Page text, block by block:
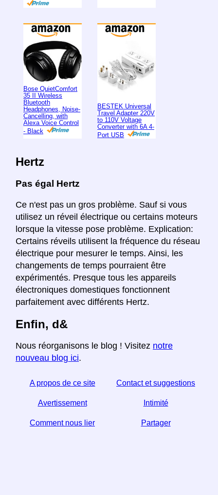
Bose QuietComfort
35 II Wireless
Bluetooth
Headphones, Noise-
Cancelling, with
Alexa Voice Control
- Black
BESTEK Universal
Travel Adapter 220V
to 110V Voltage
Converter with 6A 4-
Port USB
Hertz
Pas égal Hertz
Ce n'est pas un gros problème. Sauf si vous
utilisez un réveil électrique ou certains moteurs
lorsque la vitesse pose problème. Explication:
Certains réveils utilisent la fréquence du réseau
électrique pour mesurer le temps. Ainsi, les
changements de temps pourraient être
expérimentés. Presque tous les appareils
électroniques domestiques fonctionnent
parfaitement avec différents Hertz.
Enfin, d&
Nous réorganisons le blog ! Visitez notre
nouveau blog ici.
A propos de ce site Contact et suggestions
Avertissement Intimité
Comment nous lier Partager